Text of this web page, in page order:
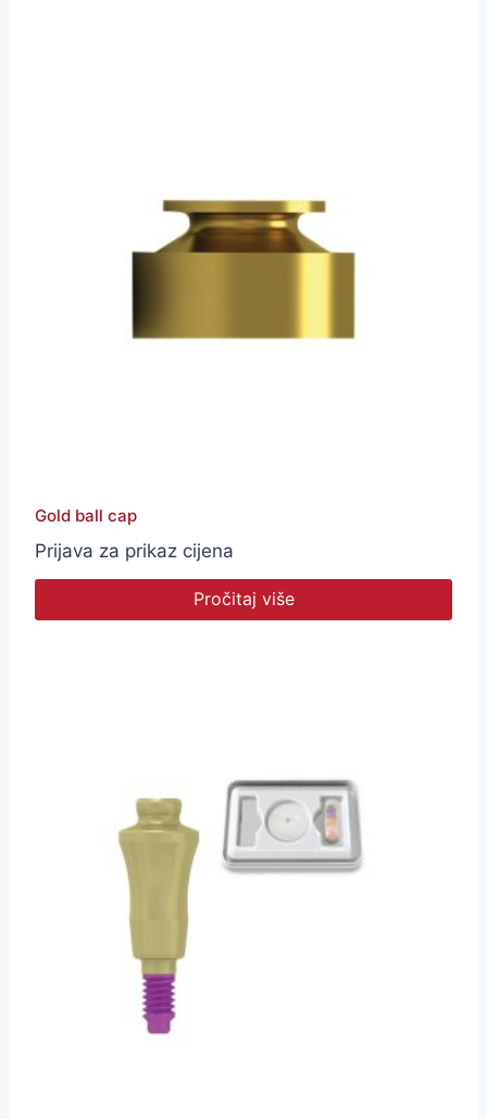
Gold ball cap
Prijava za prikaz cijena
Pročitaj više